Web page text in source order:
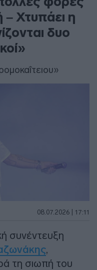
– Χτυπάει η
δυο
08.07.2026 | 17:11
συνέντευξη
,
τη σιωπή του